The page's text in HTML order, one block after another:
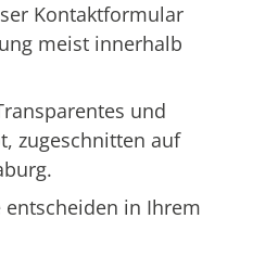
Kontaktformular
meist innerhalb
und
zugeschnitten auf
entscheiden in Ihrem